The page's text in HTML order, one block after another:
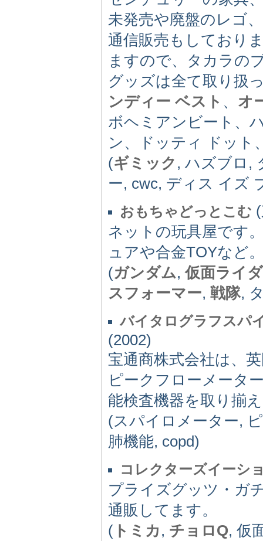
未発売や廃盤のレゴ
通信販売もしており
ますので、タカラの
グッズは全て取り扱
ンディー ベスト 、 オ
ボヘミアンビート、
ン、ドッティ ドット
(ギミック , ハズブロ,
ー, cwc, ディス イズ
おもちゃどっとこむ
ネットの玩具屋です
ュアや合金TOYなど
(ガンダム,仮面ライ
スフォーマー, 戦隊,
バイタログラフスパ
(2002)
宝通商株式会社は、
ピークフローメータ
能検査機器を取り揃
(スパイロメーター,
肺機能, copd)
コレクターズイーシ
プライズグッツ・ガ
通販してます。
( トミカ , チョロQ, 仮